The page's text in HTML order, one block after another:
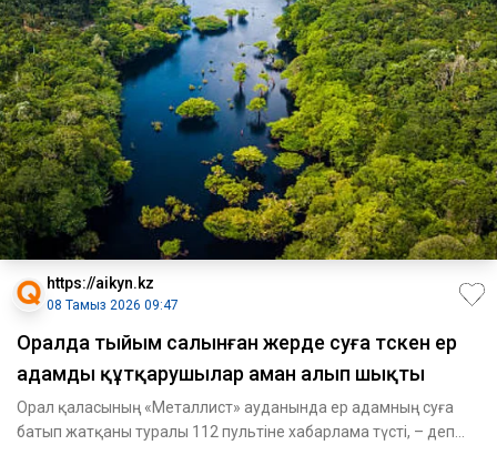
https://aikyn.kz
08 Тамыз 2026 09:47
Оралда тыйым салынған жерде суға түскен ер
адамды құтқарушылар аман алып шықты
Орал қаласының «Металлист» ауданында ер адамның суға
батып жатқаны туралы 112 пультіне хабарлама түсті, – деп